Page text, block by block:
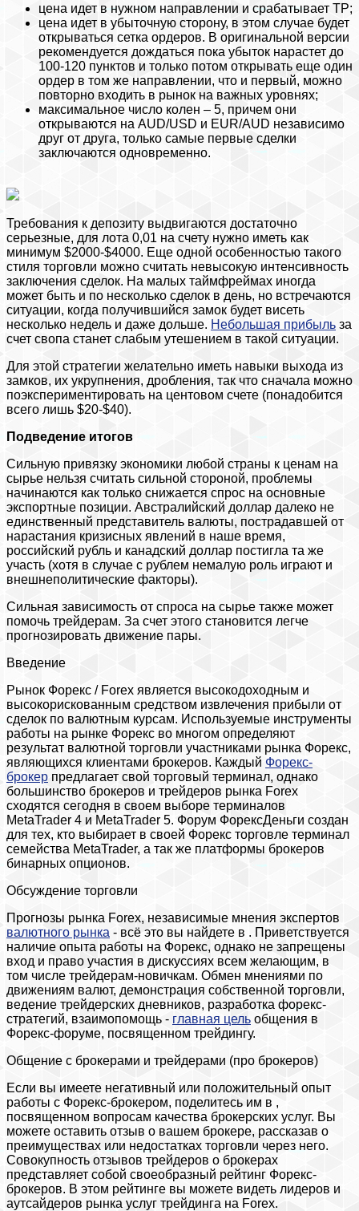
цена идет в нужном направлении и срабатывает ТР;
цена идет в убыточную сторону, в этом случае будет
открываться сетка ордеров. В оригинальной версии
рекомендуется дождаться пока убыток нарастет до
100-120 пунктов и только потом открывать еще один
ордер в том же направлении, что и первый, можно
повторно входить в рынок на важных уровнях;
максимальное число колен – 5, причем они
открываются на AUD/USD и EUR/AUD независимо
друг от друга, только самые первые сделки
заключаются одновременно.
Требования к депозиту выдвигаются достаточно
серьезные, для лота 0,01 на счету нужно иметь как
минимум $2000-$4000. Еще одной особенностью такого
стиля торговли можно считать невысокую интенсивность
заключения сделок. На малых таймфреймах иногда
может быть и по несколько сделок в день, но встречаются
ситуации, когда получившийся замок будет висеть
несколько недель и даже дольше. Небольшая прибыль за
счет свопа станет слабым утешением в такой ситуации.
Для этой стратегии желательно иметь навыки выхода из
замков, их укрупнения, дробления, так что сначала можно
поэкспериментировать на центовом счете (понадобится
всего лишь $20-$40).
Подведение итогов
Сильную привязку экономики любой страны к ценам на
сырье нельзя считать сильной стороной, проблемы
начинаются как только снижается спрос на основные
экспортные позиции. Австралийский доллар далеко не
единственный представитель валюты, пострадавшей от
нарастания кризисных явлений в наше время,
российский рубль и канадский доллар постигла та же
участь (хотя в случае с рублем немалую роль играют и
внешнеполитические факторы).
Сильная зависимость от спроса на сырье также может
помочь трейдерам. За счет этого становится легче
прогнозировать движение пары.
Введение
Рынок Форекс / Forex является высокодоходным и
высокорискованным средством извлечения прибыли от
сделок по валютным курсам. Используемые инструменты
работы на рынке Форекс во многом определяют
результат валютной торговли участниками рынка Форекс,
являющихся клиентами брокеров. Каждый Форекс-
брокер предлагает свой торговый терминал, однако
большинство брокеров и трейдеров рынка Forex
сходятся сегодня в своем выборе терминалов
MetaTrader 4 и MetaTrader 5. Форум ФорексДеньги создан
для тех, кто выбирает в своей Форекс торговле терминал
семейства MetaTrader, а так же платформы брокеров
бинарных опционов.
Обсуждение торговли
Прогнозы рынка Forex, независимые мнения экспертов
валютного рынка - всё это вы найдете в . Приветствуется
наличие опыта работы на Форекс, однако не запрещены
вход и право участия в дискуссиях всем желающим, в
том числе трейдерам-новичкам. Обмен мнениями по
движениям валют, демонстрация собственной торговли,
ведение трейдерских дневников, разработка форекс-
стратегий, взаимопомощь - главная цель общения в
Форекс-форуме, посвященном трейдингу.
Общение с брокерами и трейдерами (про брокеров)
Если вы имеете негативный или положительный опыт
работы с Форекс-брокером, поделитесь им в ,
посвященном вопросам качества брокерских услуг. Вы
можете оставить отзыв о вашем брокере, рассказав о
преимуществах или недостатках торговли через него.
Совокупность отзывов трейдеров о брокерах
представляет собой своеобразный рейтинг Форекс-
брокеров. В этом рейтинге вы можете видеть лидеров и
аутсайдеров рынка услуг трейдинга на Forex.